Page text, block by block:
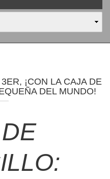
¡CON LA CAJA DE
DEL MUNDO!